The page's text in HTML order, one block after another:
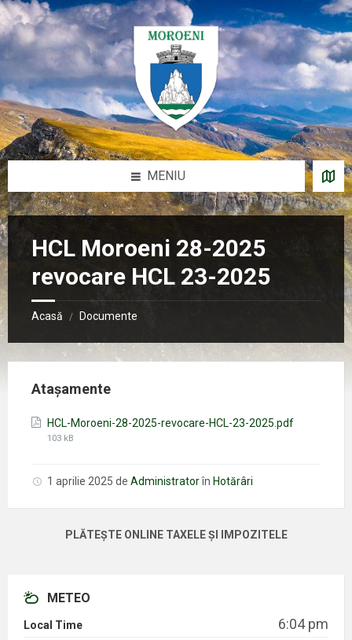
Sari
la
conținut
Salt
la
bara
laterală
stângă
Salt
la
bara
laterală
dreaptă
Salt
la
subsol
MENIU
HCL Moroeni 28-2025
revocare HCL 23-2025
Acasă / Documente
Atașamente
HCL-Moroeni-28-2025-revocare-HCL-23-2025.pdf
103 kB
1 aprilie 2025 de Administratorîn Hotărâri
PLĂTEȘTE ONLINE TAXELE ȘI IMPOZITELE
METEO
Local Time 6:04 pm